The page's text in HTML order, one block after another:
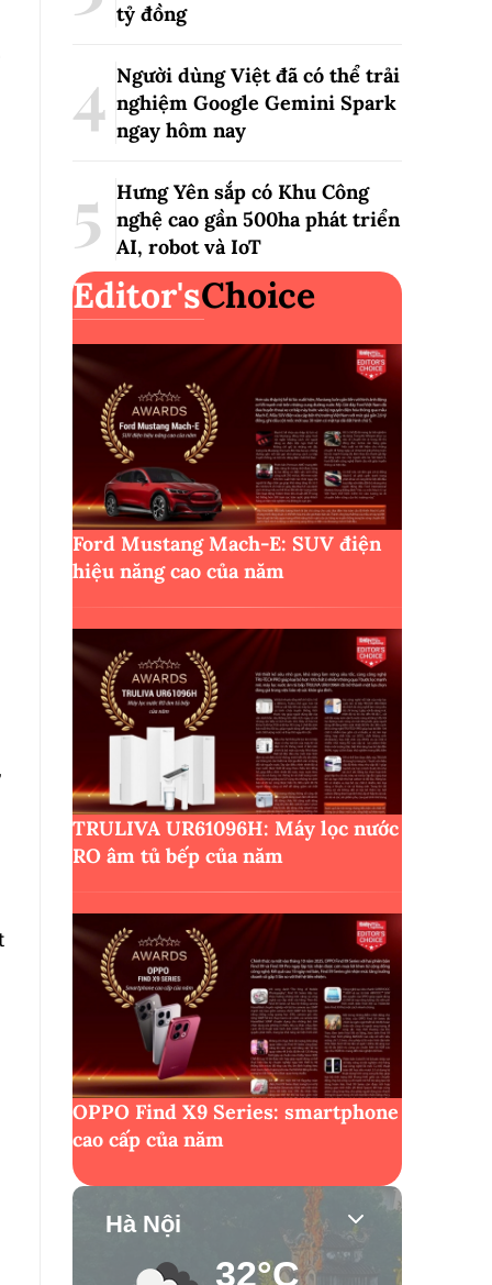
tỷ đồng
Người dùng Việt đã có thể trải
nghiệm Google Gemini Spark
ngay hôm nay
Hưng Yên sắp có Khu Công
nghệ cao gần 500ha phát triển
AI, robot và IoT
Editor'sChoice
Ford Mustang Mach-E: SUV điện
hiệu năng cao của năm
TRULIVA UR61096H: Máy lọc nước
RO âm tủ bếp của năm
OPPO Find X9 Series: smartphone
cao cấp của năm
Hà Nội
32°C